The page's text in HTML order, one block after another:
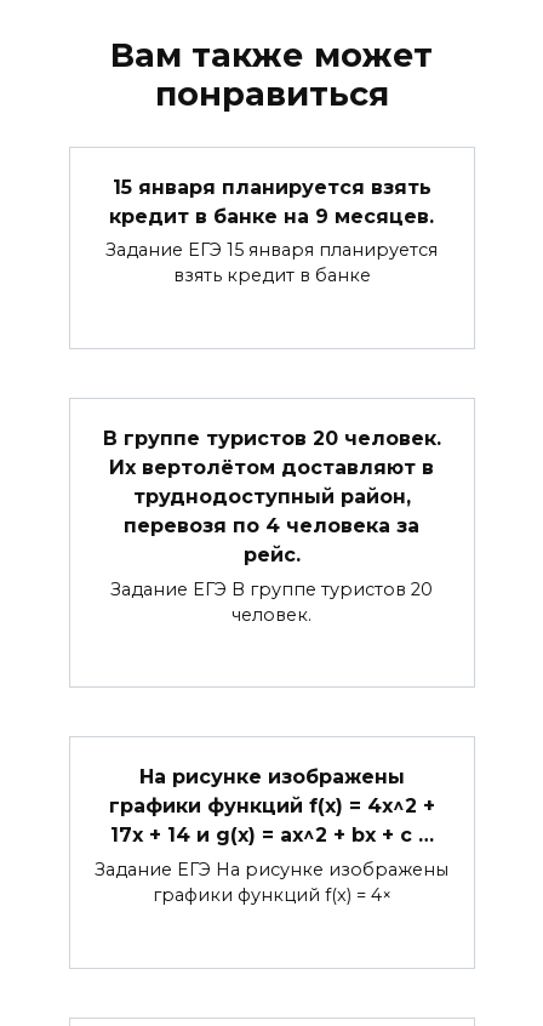
Вам также может
понравиться
15 января планируется взять
кредит в банке на 9 месяцев.
Задание ЕГЭ 15 января планируется
взять кредит в банке
В группе туристов 20 человек.
Их вертолётом доставляют в
труднодоступный район,
перевозя по 4 человека за
рейс.
Задание ЕГЭ В группе туристов 20
человек.
На рисунке изображены
графики функций f(x) = 4x^2 +
17x + 14 и g(x) = ax^2 + bx + c …
Задание ЕГЭ На рисунке изображены
графики функций f(x) = 4×